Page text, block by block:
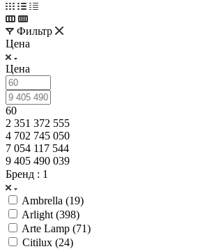
Фильтр
Цена
Цена
60
2 351 372 555
4 702 745 050
7 054 117 544
9 405 490 039
Бренд : 1
Ambrella (19)
Arlight (398)
Arte Lamp (71)
Citilux (24)